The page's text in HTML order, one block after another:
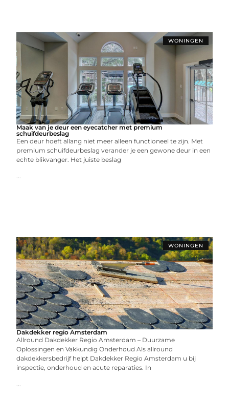
WONINGEN
Maak van je deur een eyecatcher met premium
schuifdeurbeslag
Een deur hoeft allang niet meer alleen functioneel te zijn. Met
premium schuifdeurbeslag verander je een gewone deur in een
echte blikvanger. Het juiste beslag
...
WONINGEN
Dakdekker regio Amsterdam
Allround Dakdekker Regio Amsterdam – Duurzame
Oplossingen en Vakkundig Onderhoud Als allround
dakdekkersbedrijf helpt Dakdekker Regio Amsterdam u bij
inspectie, onderhoud en acute reparaties. In
...